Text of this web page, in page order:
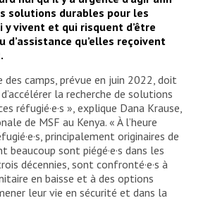
This is very small for
the remuneration is small,
to buy goods. Somalia is our
hate it but circumstances have
My family and I have been
know Dadaab. Where and how
Somalia? There should be
food and remuneration for when
We have the same rights as
I want to see solutions that
specialist medics to manage
for MSF
solutions durables pour les
y vivent et qui risquent d’être
d’assistance qu’elles reçoivent
camps, prévue en juin 2022, doit
la recherche de solutions
réfugié·e·s », explique Dana Krause,
de MSF au Kenya. « À l’heure
principalement originaires de
beaucoup sont piégé·e·s dans les
décennies, sont confronté·e·s à
en baisse et à des options
leur vie en sécurité et dans la